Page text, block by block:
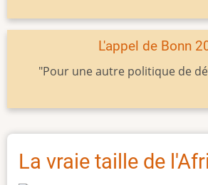
L'appel de Bonn
"Pour une autre politique de
La vraie taille de